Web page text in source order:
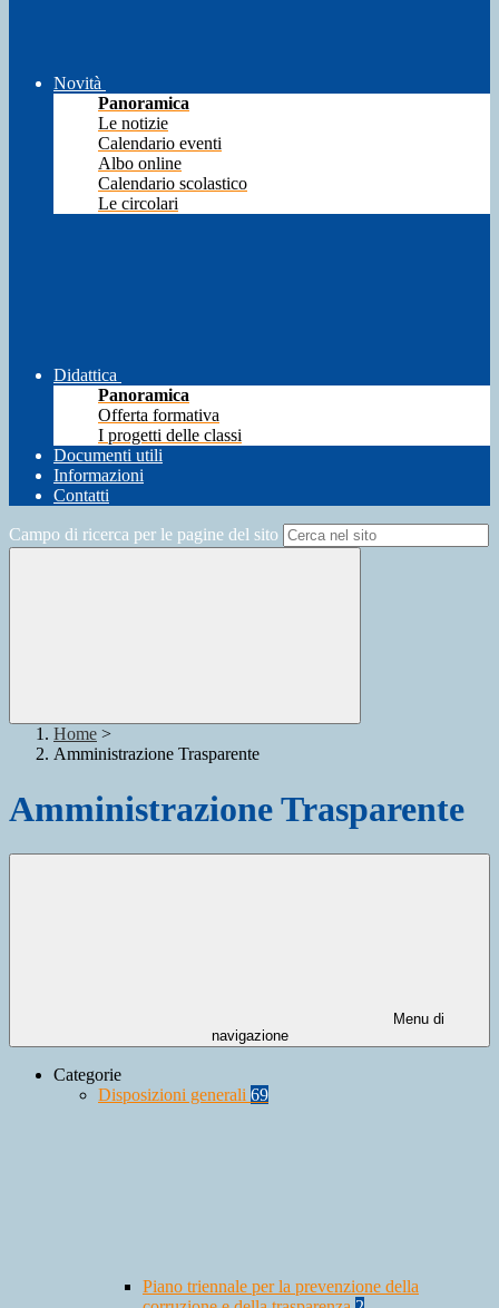
Novità
Panoramica
Le notizie
Calendario eventi
Albo online
Calendario scolastico
Le circolari
Didattica
Panoramica
Offerta formativa
I progetti delle classi
Documenti utili
Informazioni
Contatti
Campo di ricerca per le pagine del sito
Home >
Amministrazione Trasparente
Amministrazione Trasparente
Menu di
navigazione
Categorie
Disposizioni generali 69
Piano triennale per la prevenzione della